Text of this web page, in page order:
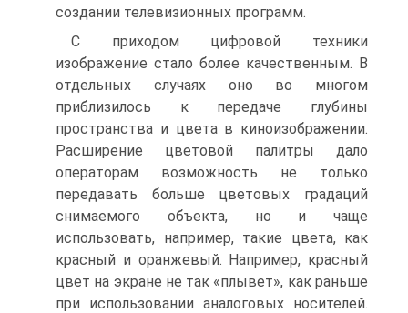
создании телевизионных про­грамм.
С приходом цифровой техники
изображение стало более качест­венным. В
отдельных случаях оно во многом
приблизилось к передаче глу­бины
пространства и цвета в киноизображении.
Расширение цветовой па­литры дало
операторам возможность не только
передавать больше цвето­вых градаций
снимаемого объекта, но и чаще
использовать, например, та­кие цвета, как
красный и оранжевый. Например, красный
цвет на экране не так «плывет», как раньше
при использовании аналоговых носителей.